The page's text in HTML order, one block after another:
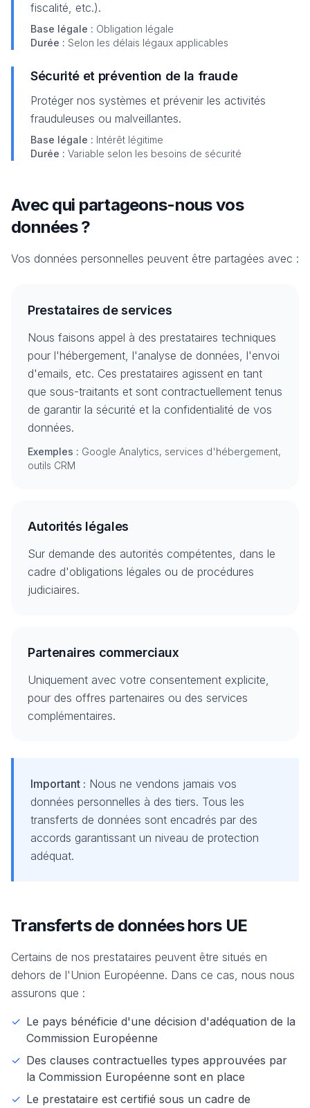
fiscalité, etc.).
Base légale : Obligation légale
Durée : Selon les délais légaux applicables
Sécurité et prévention de la fraude
Protéger nos systèmes et prévenir les activités
frauduleuses ou malveillantes.
Base légale : Intérêt légitime
Durée : Variable selon les besoins de sécurité
Avec qui partageons-nous vos
données ?
Vos données personnelles peuvent être partagées avec :
Prestataires de services
Nous faisons appel à des prestataires techniques
pour l'hébergement, l'analyse de données, l'envoi
d'emails, etc. Ces prestataires agissent en tant
que sous-traitants et sont contractuellement tenus
de garantir la sécurité et la confidentialité de vos
données.
Exemples : Google Analytics, services d'hébergement,
outils CRM
Autorités légales
Sur demande des autorités compétentes, dans le
cadre d'obligations légales ou de procédures
judiciaires.
Partenaires commerciaux
Uniquement avec votre consentement explicite,
pour des offres partenaires ou des services
complémentaires.
Important : Nous ne vendons jamais vos
données personnelles à des tiers. Tous les
transferts de données sont encadrés par des
accords garantissant un niveau de protection
adéquat.
Transferts de données hors UE
Certains de nos prestataires peuvent être situés en
dehors de l'Union Européenne. Dans ce cas, nous nous
assurons que :
✓ Le pays bénéficie d'une décision d'adéquation de la
Commission Européenne
✓ Des clauses contractuelles types approuvées par
la Commission Européenne sont en place
✓ Le prestataire est certifié sous un cadre de